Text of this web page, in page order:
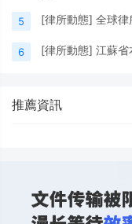
5 [律所動態] 全球律
6 [律所動態] 江蘇省
推薦資訊